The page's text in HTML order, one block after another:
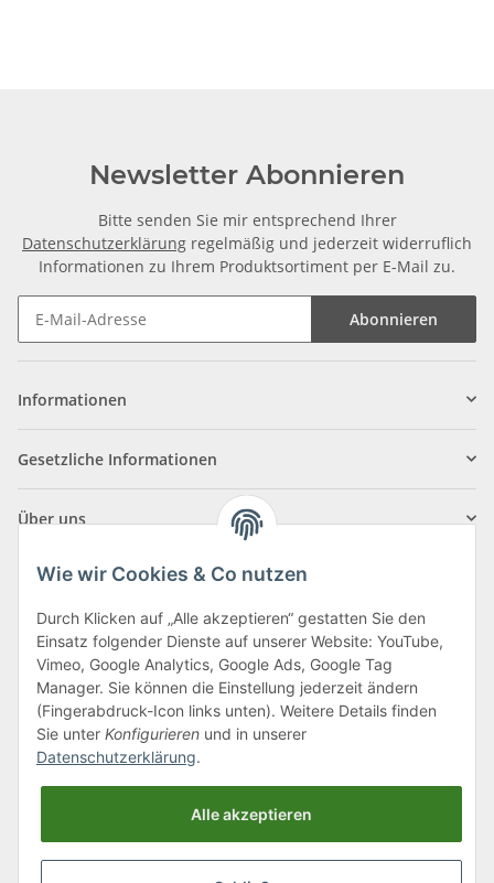
Newsletter Abonnieren
Bitte senden Sie mir entsprechend Ihrer
Datenschutzerklärung regelmäßig und jederzeit widerruflich
Informationen zu Ihrem Produktsortiment per E-Mail zu.
Abonnieren
Informationen
Gesetzliche Informationen
Über uns
Klagenfurter Straße 29
9556 Liebenfels
Montag bis Donnerstag: 8:00 bis 16:30 Uhr
Freitag: 8:00 bis 12:00 Uhr
Tel.:0043 (0) 4262 50900
office@cncshop.at
Wie wir Cookies & Co nutzen
Durch Klicken auf „Alle akzeptieren“ gestatten Sie den
Einsatz folgender Dienste auf unserer Website: YouTube,
Vimeo, Google Analytics, Google Ads, Google Tag
Manager. Sie können die Einstellung jederzeit ändern
(Fingerabdruck-Icon links unten). Weitere Details finden
Sie unter Konfigurieren und in unserer
Datenschutzerklärung.
Alle akzeptieren